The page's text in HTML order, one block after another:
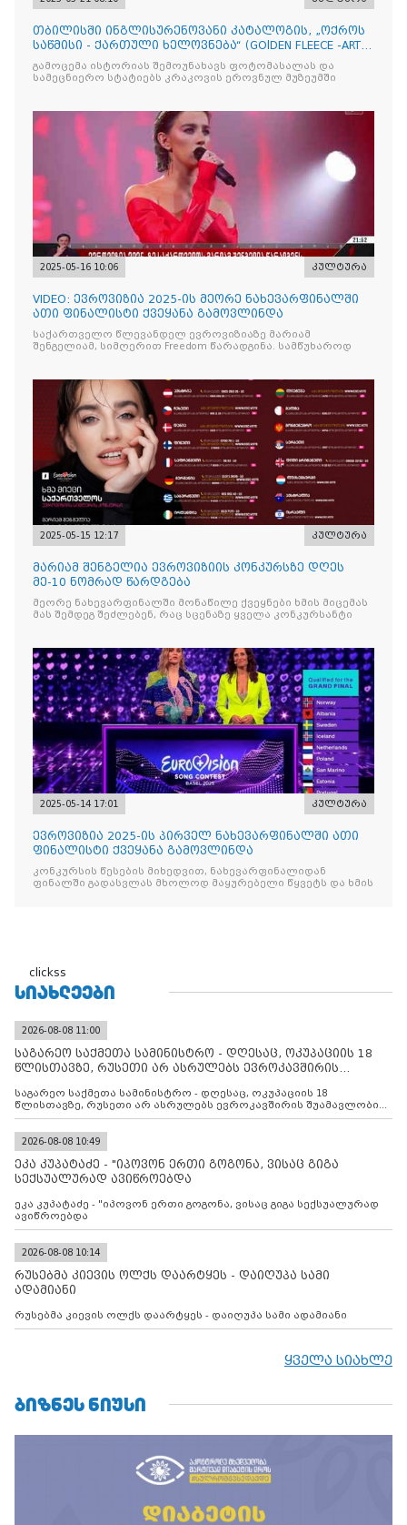
თბილისში ინგლისურენოვანი კატალოგის, „ოქროს
საწმისი - ქართული ხელოვნება“ (GOlDEN FLEECE -ART
OF GEORG
გამოცემა ისტორიას შემოუნახავს ფოტომასალას და
სამეცნიერო სტატიებს კრაკოვის ეროვნულ მუზეუმში
2025-05-16 10:06 კულტურა
VIDEO: ევროვიზია 2025-ის მეორე ნახევარფინალში
ათი ფინალისტი ქვეყანა გამოვლინდა
საქართველო წლევანდელ ევროვიზიაზე მარიამ
შენგელიამ, სიმღერით Freedom წარადგინა. სამწუხაროდ
2025-05-15 12:17 კულტურა
მარიამ შენგელია ევროვიზიის კონკურსზე დღეს
მე-10 ნომრად წარდგება
მეორე ნახევარფინალში მონაწილე ქვეყნები ხმის მიცემას
მას შემდეგ შეძლებენ, რაც სცენაზე ყველა კონკურსანტი
2025-05-14 17:01 კულტურა
ევროვიზია 2025-ის პირველ ნახევარფინალში ათი
ფინალისტი ქვეყანა გამოვლინდა
კონკურსის წესების მიხედვით, ნახევარფინალიდან
ფინალში გადასვლას მხოლოდ მაყურებელი წყვეტს და ხმის
clickss
ᲡᲘᲐᲮᲚᲔᲔᲑᲘ
2026-08-08 11:00
საგარეო საქმეთა სამინისტრო - დღესაც, ოკუპაციის 18
წლისთავზე, რუსეთი არ ასრულებს ევროკავშირის
საგარეო საქმეთა სამინისტრო - დღესაც, ოკუპაციის 18
წლისთავზე, რუსეთი არ ასრულებს ევროკავშირის შუამავლობით
დადებულ 2008 წლის 12 აგვისტოს ცეცხლის შეწყვეტის
კონტროლს ოკუპირებულ რეგიონებში, აგრძელებს მათი
მილიტარიზაციის პროცესს და აქტიურად დგამს ნაბიჯებს მათი
ფაქტობრივი ანექსიისკენ
2026-08-08 10:49
ეკა კუპატაძე - "იპოვონ ერთი გოგონა, ვისაც გიგა
სექსუალურად ავიწროებდა
ეკა კუპატაძე - "იპოვონ ერთი გოგონა, ვისაც გიგა სექსუალურად
ავიწროებდა
2026-08-08 10:14
რუსებმა კიევის ოლქს დაარტყეს - დაიღუპა სამი
ადამიანი
რუსებმა კიევის ოლქს დაარტყეს - დაიღუპა სამი ადამიანი
ყველა სიახლე
ᲑᲘᲖᲜᲔᲡ ᲜᲘᲣᲡᲘ